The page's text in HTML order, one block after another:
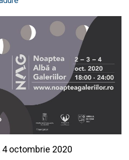
octombrie 2020